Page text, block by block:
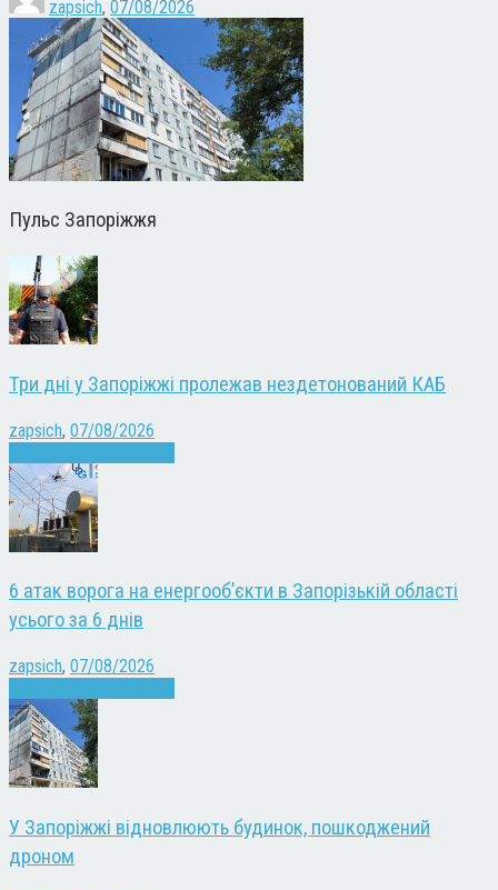
zapsich, 07/08/2026
Пульс Запоріжжя
Три дні у Запоріжжі пролежав нездетонований КАБ
zapsich, 07/08/2026
6 атак ворога на енергооб’єкти в Запорізькій області
усього за 6 днів
zapsich, 07/08/2026
У Запоріжжі відновлюють будинок, пошкоджений
дроном